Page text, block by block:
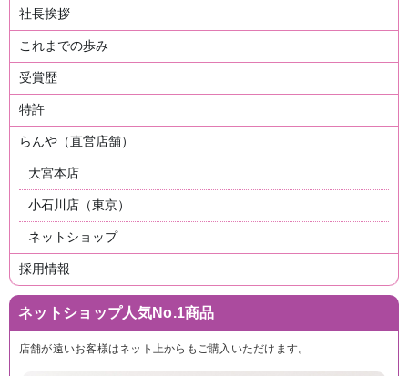
社長挨拶
これまでの歩み
受賞歴
特許
らんや（直営店舗）
大宮本店
小石川店（東京）
ネットショップ
採用情報
ネットショップ人気No.1商品
店舗が遠いお客様はネット上からもご購入いただけます。